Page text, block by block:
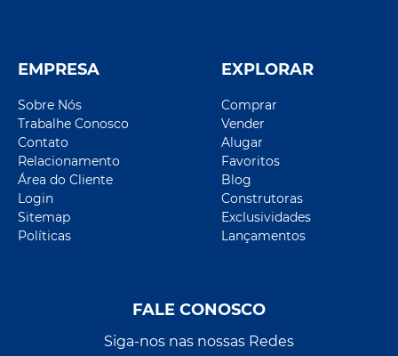
EMPRESA
Sobre Nós
Trabalhe Conosco
Contato
Relacionamento
Área do Cliente
Login
Sitemap
Políticas
EXPLORAR
Comprar
Vender
Alugar
Favoritos
Blog
Construtoras
Exclusividades
Lançamentos
FALE CONOSCO
Siga-nos nas nossas Redes